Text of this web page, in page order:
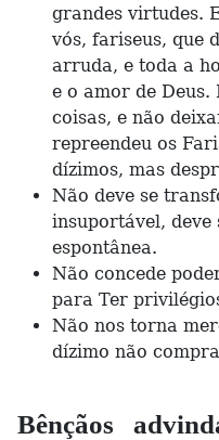
grandes virtudes.
vós, fariseus, que
arruda, e toda a
e o amor de
coisas, e não
repreendeu os
dízimos, mas
Não deve se
insuportável, deve
espontânea.
Não concede
para Ter
Não nos torna
dízimo não
Bênçãos